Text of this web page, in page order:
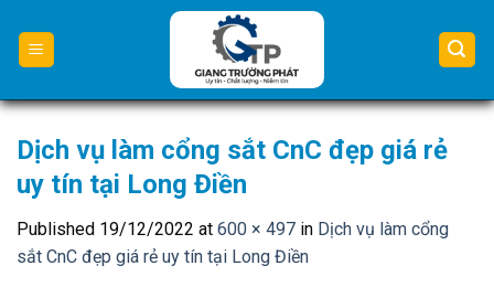
content
Dịch vụ làm cổng sắt CnC đẹp giá rẻ
uy tín tại Long Điền
Published 19/12/2022 at 600 × 497 in Dịch vụ làm cổng
sắt CnC đẹp giá rẻ uy tín tại Long Điền